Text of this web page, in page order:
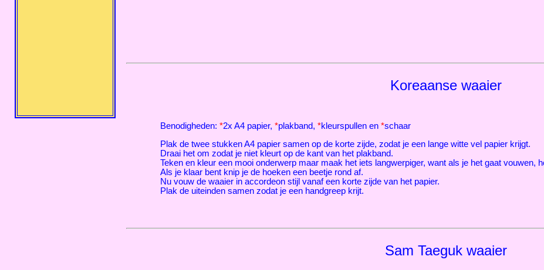
Koreaanse waaier
Benodigheden: *2x A4 papier, *plakband, *kleurspullen en *schaar
Plak de twee stukken A4 papier samen op de korte zijde, zodat je een lange witte vel papier krijgt.
Draai het om zodat je niet kleurt op de kant van het plakband.
Teken en kleur een mooi onderwerp maar maak het iets langwerpiger, want als je het gaat vouwen,
Als je klaar bent knip je de hoeken een beetje rond af.
Nu vouw de waaier in accordeon stijl vanaf een korte zijde van het papier.
Plak de uiteinden samen zodat je een handgreep krijt.
Sam Taeguk waaier